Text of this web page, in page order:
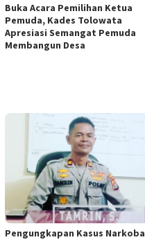
Buka Acara Pemilihan Ketua
Pemuda, Kades Tolowata
Apresiasi Semangat Pemuda
Membangun Desa
Pengungkapan Kasus Narkoba